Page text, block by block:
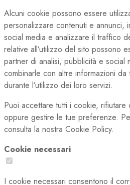
Alcuni cookie possono essere
personalizzare contenuti e annunci,
social media e analizzare il traffico
relative all’utilizzo del sito possono
partner di analisi, pubblicità e social
combinarle con altre informazioni
durante l’utilizzo dei loro servizi.
Puoi accettare tutti i cookie, rifiutare
oppure gestire le tue preferenze.
consulta la nostra Cookie Policy.
Cookie necessari
I cookie necessari consentono il